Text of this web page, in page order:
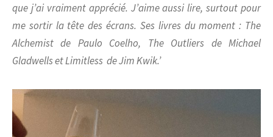
que j’ai vraiment apprécié. J’aime aussi lire, surtout pour
me sortir la tête des écrans. Ses livres du moment : The
Alchemist de Paulo Coelho, The Outliers de Michael
Gladwells etLimitless de Jim Kwik.’